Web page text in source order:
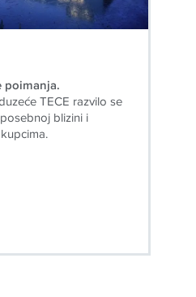
TECE razvilo se
blizini i